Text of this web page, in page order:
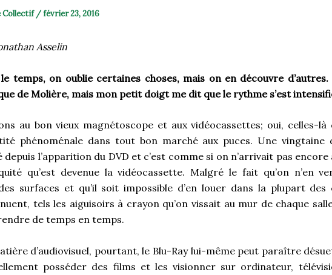
Collectif /février 23, 2016
Asselin
temps, on oublie certaines choses, mais on en découvre d’autres.
de Molière, mais mon petit doigt me dit que le rythme s’est
au bon vieux magnétoscope et aux vidéocassettes; oui, celles-là
phénoménale dans tout bon marché aux puces. Une vingtaine
depuis l’apparition du DVD et c’est comme si on n’arrivait pas
qu’est devenue la vidéocassette. Malgré le fait qu’on n’en
surfaces et qu’il soit impossible d’en louer dans la plupart des
tels les aiguisoirs à crayon qu’on vissait au mur de chaque
de temps en temps.
d’audiovisuel, pourtant, le Blu-Ray lui-même peut paraître
posséder des films et les visionner sur ordinateur,